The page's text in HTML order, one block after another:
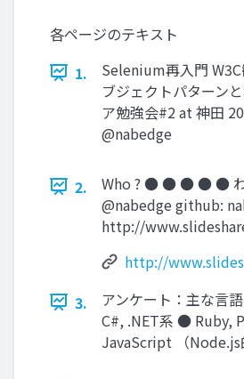
各ページのテキスト
1.
Selenium再入門
ブジェクトパターン
ア勉強会#2 at 神田
@nabedge
2.
Who ? ● ● ● ● ● わ
@nabedge github:
http://
http://
3.
アンケート：主な言
C#, .NET系 ● Ruby,
JavaScript （Node.js